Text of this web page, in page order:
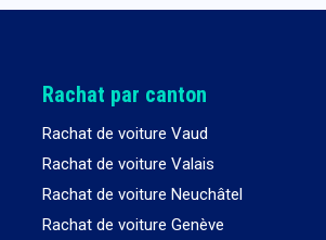
Rachat par canton
Rachat de voiture Vaud
Rachat de voiture Valais
Rachat de voiture Neuchâtel
Rachat de voiture Genève